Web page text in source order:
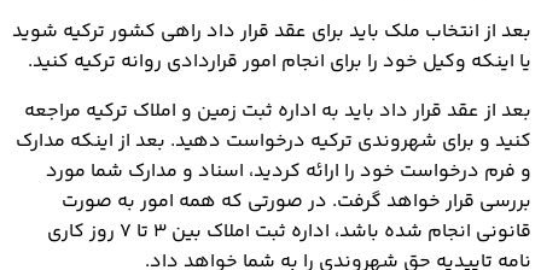
بعد از انتخاب ملک باید برای عقد قرار داد راهی کشور ترکیه شوید
یا اینکه وکیل خود را برای انجام امور قراردادی روانه ترکیه کنید.
بعد از عقد قرار داد باید به اداره ثبت زمین و املاک ترکیه مراجعه
کنید و برای شهروندی ترکیه درخواست دهید. بعد از اینکه مدارک
و فرم درخواست خود را ارائه کردید، اسناد و مدارک شما مورد
بررسی قرار خواهد گرفت. در صورتی که همه امور به صورت
قانونی انجام شده باشد، اداره ثبت املاک بین 3 تا 7 روز کاری
نامه تاییدیه حق شهروندی را به شما خواهد داد.